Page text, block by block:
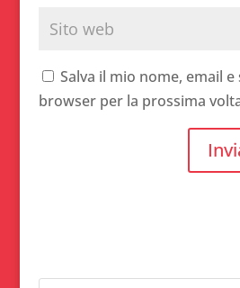
Salva il mio nome, email
browser per la prossima
r